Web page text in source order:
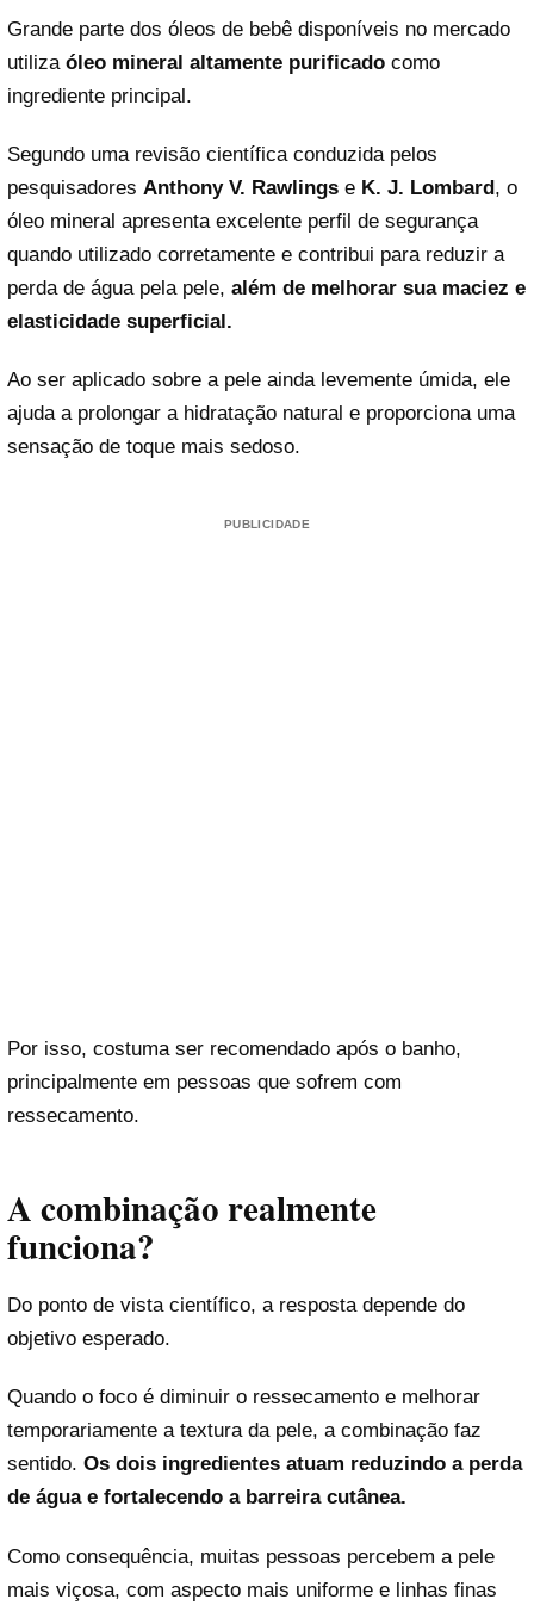
Grande parte dos óleos de bebê disponíveis no mercado
utiliza óleo mineral altamente purificado como
ingrediente principal.
Segundo uma revisão científica conduzida pelos
pesquisadores Anthony V. Rawlings e K. J. Lombard, o
óleo mineral apresenta excelente perfil de segurança
quando utilizado corretamente e contribui para reduzir a
perda de água pela pele, além de melhorar sua maciez e
elasticidade superficial.
Ao ser aplicado sobre a pele ainda levemente úmida, ele
ajuda a prolongar a hidratação natural e proporciona uma
sensação de toque mais sedoso.
PUBLICIDADE
Por isso, costuma ser recomendado após o banho,
principalmente em pessoas que sofrem com
ressecamento.
A combinação realmente
funciona?
Do ponto de vista científico, a resposta depende do
objetivo esperado.
Quando o foco é diminuir o ressecamento e melhorar
temporariamente a textura da pele, a combinação faz
sentido. Os dois ingredientes atuam reduzindo a perda
de água e fortalecendo a barreira cutânea.
Como consequência, muitas pessoas percebem a pele
mais viçosa, com aspecto mais uniforme e linhas finas